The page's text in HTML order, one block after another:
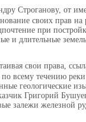
Строганову, от
своих прав
при
и длительные
свои права,
всему течению
геологические
Григорий
залежи железной